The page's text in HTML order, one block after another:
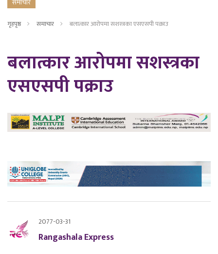
समाचार
गृहपृष्ठ समाचार बलात्कार आरोपमा सशस्त्रका एसएसपी पक्राउ
बलात्कार आरोपमा सशस्त्रका
एसएसपी पक्राउ
2077-03-31
Rangashala Express